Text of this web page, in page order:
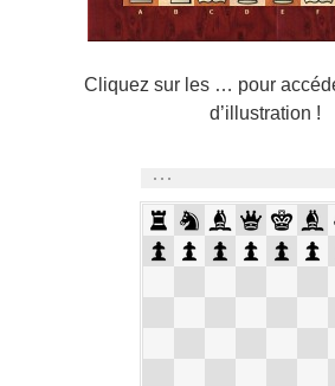
Cliquez sur les … pour
d’illustration !